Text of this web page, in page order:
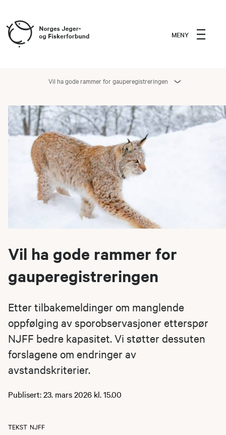
MENY
Vil ha gode rammer for gauperegistreringen
Vil ha gode rammer for
gauperegistreringen
Etter tilbakemeldinger om manglende
oppfølging av sporobservasjoner etterspør
NJFF bedre kapasitet. Vi støtter dessuten
forslagene om endringer av
avstandskriterier.
Publisert: 23. mars 2026 kl. 15.00
TEKST NJFF